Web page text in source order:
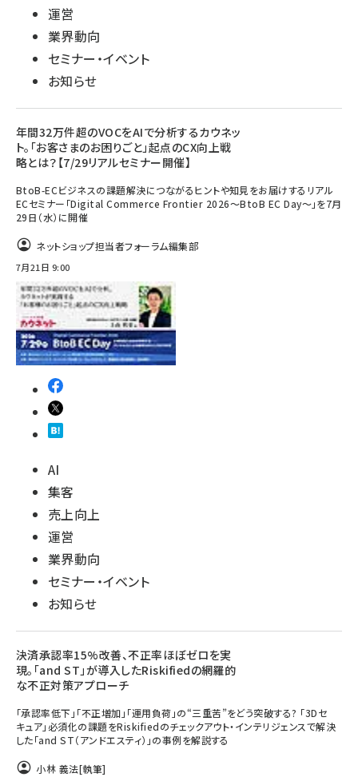
運営
業界動向
セミナー・イベント
お知らせ
年間32万件超のVOCをAIで分析するカウネッ
ト。「お客さまのお困りごと」起点のCX向上戦
略とは？【7/29リアルセミナー開催】
BtoB-ECビジネスの課題解決につながるヒントや知見をお届けするリアル
ECセミナー「Digital Commerce Frontier 2026～BtoB EC Day～」を7月
29日（水）に開催
ネットショップ担当者フォーラム編集部
7月21日 9:00
AI
集客
売上向上
運営
業界動向
セミナー・イベント
お知らせ
決済承認率15%改善、不正率ほぼゼロを実
現。「and ST」が導入したRiskifiedの網羅的
な不正対策アプローチ
「承認率低下」「不正増加」「運用負荷」の“三重苦”をどう突破する? 「3Dセ
キュア」必須化の課題をRiskifiedのチェックアウト・インテリジェンスで解決
した「and ST（アンドエスティ）」の事例を解説する
小林 義法[執筆]